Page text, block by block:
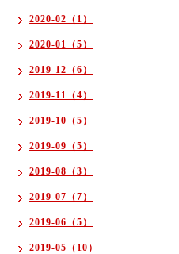
2020-02（1）
2020-01（5）
2019-12（6）
2019-11（4）
2019-10（5）
2019-09（5）
2019-08（3）
2019-07（7）
2019-06（5）
2019-05（10）